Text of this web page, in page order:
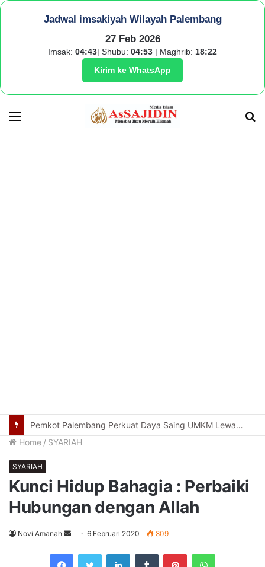
Jadwal imsakiyah Wilayah Palembang
27 Feb 2026
Imsak: 04:43| Shubu: 04:53 | Maghrib: 18:22
Kirim ke WhatsApp
Menu
Usung Filosofi Kapal Sriwijaya, Masjid Al Fathul Akbar Siap Tampil Lebih Ikonik
Home / SYARIAH
SYARIAH
Kunci Hidup Bahagia : Perbaiki
Hubungan dengan Allah
Novi Amanah
Send
email
6 Februari 2020 809
FacebookTwitterLinkedInTumblrPinterestWhatsApp